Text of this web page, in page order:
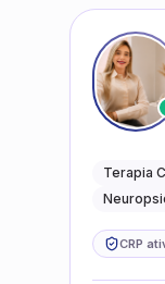
Terapia
CRP